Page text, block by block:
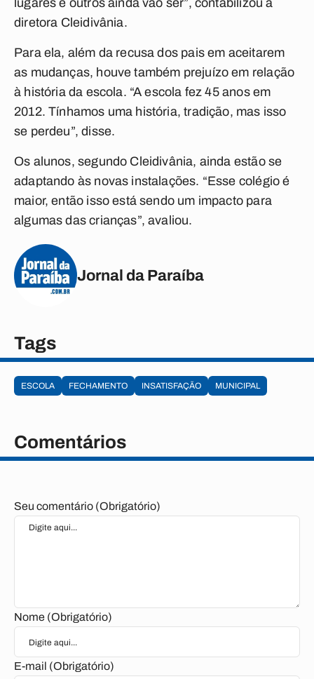
lugares e outros ainda vão ser”, contabilizou a
diretora Cleidivânia.
Para ela, além da recusa dos pais em aceitarem
as mudanças, houve também prejuízo em relação
à história da escola. “A escola fez 45 anos em
2012. Tínhamos uma história, tradição, mas isso
se perdeu”, disse.
Os alunos, segundo Cleidivânia, ainda estão se
adaptando às novas instalações. “Esse colégio é
maior, então isso está sendo um impacto para
algumas das crianças”, avaliou.
Jornal da Paraíba
Tags
ESCOLA FECHAMENTO INSATISFAÇÃO MUNICIPAL
Comentários
Seu comentário (Obrigatório)
Nome (Obrigatório)
E-mail (Obrigatório)